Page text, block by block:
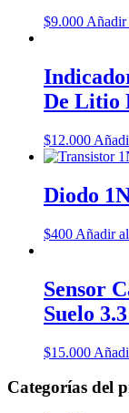
$9.000 Añadir
De Litio
$12.000
Diodo
$400 Añadir
Sensor
Suelo
$15.000
Categorías del